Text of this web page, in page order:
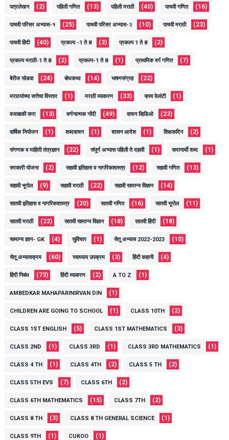
पत्रलेखन (2) पहिली गणित (13) पहिली मराठी (40) पाचवी गणित (16)
पाचवी परिसर अभ्यास-१ (25) पाचवी परिसर अभ्यास-२ (10) पाचवी मराठी (23)
पाचवी हिंदी (40) प्रकल्प -1 ते 8 (3) प्रकल्प 1 ते 8 (2)
प्रकल्प मराठी-1 ते 8 (2) प्रकल्प-1 ते 8 (1) प्राथमिक वर्ग गणित (7)
बेरीज सोडवा (24) बोधकथा (14) भाषणसंग्रह (22)
मराठयांच्या सत्तेचा विस्तार (1) मराठी व्याकरण (33) ऱ्हस्व वेलांटी (1)
वजाबाकी करा (13) वर्णनात्मक नोंदी (49) वाचन व्हिडिओ (23)
वार्षिक नियोजन (1) शब्दवाचन (1) शासन आदेश (1) शिक्षकदिन (2)
संगणक व माहिती तंत्रज्ञान (22) संपूर्ण अभ्यास पहिली ते दहावी (1) समानार्थी शब्द (1)
सरकारी योजना (2) सहावी इतिहास व नागरिकशास्त्र (12) सहावी गणित (13)
सहावी भूगोल (9) सहावी मराठी (22) सहावी सामान्य विज्ञान (14)
सातवी इतिहास व नागरिकशास्त्र (20) सातवी गणित (16) सातवी भूगोल (11)
सातवी मराठी (22) सातवी सामान्य विज्ञान (18) सातवी हिंदी (18)
सामान्य ज्ञान- GK (4) सुविचार (1) सेतू अभ्यास 2022-2023 (10)
सेतू अभ्यासक्रम (60) स्वाध्याय उपक्रम (3) हिंदी कहानी (4)
हिंदी निबंध (73) हिंदी व्याकरण (2) A TO Z (1)
AMBEDKAR MAHAPARINIRVAN DIN (1)
CHILDREN ARE GOING TO SCHOOL (1) CLASS 10TH (2)
CLASS 1ST ENGLISH (5) CLASS 1ST MATHEMATICS (3)
CLASS 2ND (1) CLASS 3RD (1) CLASS 3RD MATHEMATICS (1)
CLASS 4 TH (1) CLASS 4TH (2) CLASS 5 TH (2)
CLASS 5TH EVS (7) CLASS 6TH (2)
CLASS 6TH MATHEMATICS (15) CLASS 7TH (2)
CLASS 8 TH (3) CLASS 8 TH GENERAL SCIENCE (1)
CLASS 9TH (1) CUKOO (1)